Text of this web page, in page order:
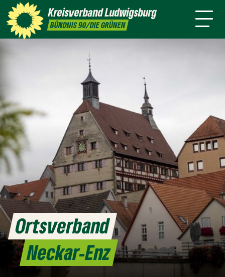
KreisverbandLudwigsburg
BÜNDNIS 90/DIE GRÜNEN
Sandra
Detzer
Silke
Gericke
Meike
Günter
sind
Ortsverband
Neckar-Enz